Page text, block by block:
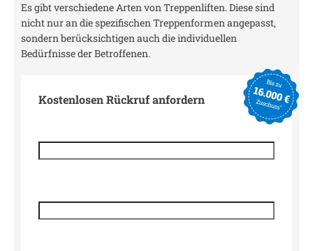
Es gibt verschiedene Arten von Treppenliften. Diese sind
nicht nur an die spezifischen Treppenformen angepasst,
sondern berücksichtigen auch die individuellen
Bedürfnisse der Betroffenen.
Kostenlosen Rückruf anfordern